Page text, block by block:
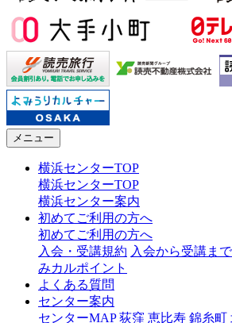
メニュー
横浜センターTOP
横浜センターTOP
横浜センター案内
初めてご利用の方へ
初めてご利用の方へ
入会・受講規約 入会から受講まで
みカルポイント
よくある質問
センター案内
センターMAP 荻窪 恵比寿 錦糸町